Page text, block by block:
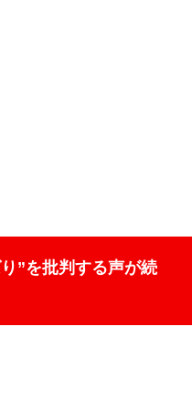
”を批判する声が続